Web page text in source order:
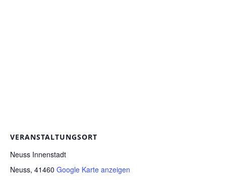
VERANSTALTUNGSORT
Neuss Innenstadt
Neuss, 41460 Google Karte anzeigen